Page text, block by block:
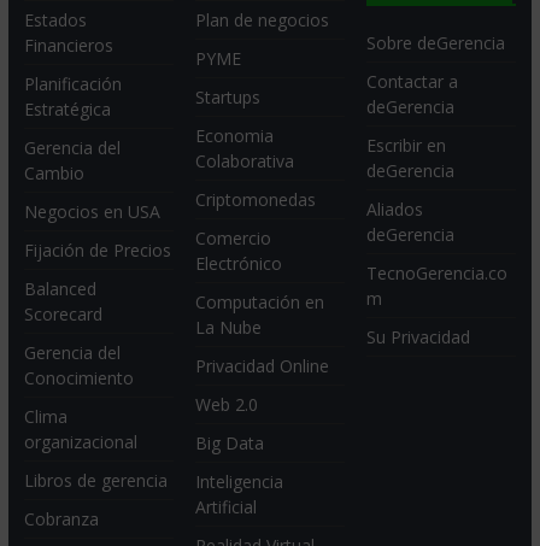
Estados
Financieros
Planificación
Estratégica
Gerencia del
Cambio
Negocios en USA
Fijación de Precios
Balanced
Scorecard
Gerencia del
Conocimiento
Clima
organizacional
Libros de gerencia
Cobranza
Plan de negocios
PYME
Startups
Economia
Colaborativa
Criptomonedas
Comercio
Electrónico
Computación en
La Nube
Privacidad Online
Web 2.0
Big Data
Inteligencia
Artificial
Sobre deGerencia
Contactar a
deGerencia
Escribir en
deGerencia
Aliados
deGerencia
TecnoGerencia.co
m
Su Privacidad